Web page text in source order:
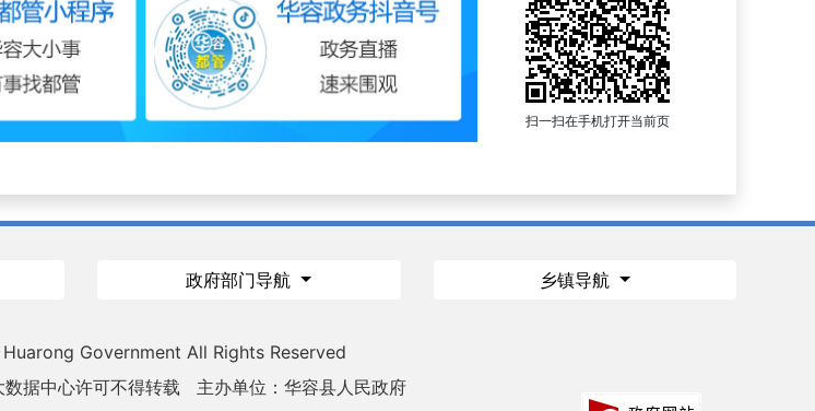
扫一扫在手机打开当前页
政府部门导航 乡镇导航
Government All Rights Reserved
据中心许可不得转载
主办单位：华容县人民政府